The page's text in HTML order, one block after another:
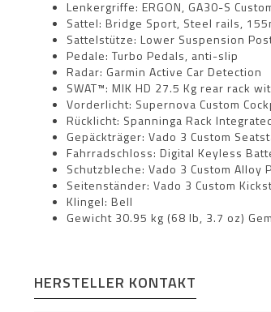
Lenkergriffe: ERGON, GA30-S
Sattel: Bridge Sport, Steel rails,
Sattelstütze: Lower Suspension
Pedale: Turbo Pedals, anti-slip
Radar: Garmin Active Car Detection
SWAT™: MIK HD 27.5 Kg rear rack
Vorderlicht: Supernova Custom
Rücklicht: Spanninga Rack
Gepäckträger: Vado 3 Custom
Fahrradschloss: Digital Keyless
Schutzbleche: Vado 3 Custom Alloy
Seitenständer: Vado 3 Custom
Klingel: Bell
Gewicht 30.95 kg (68 lb, 3.7 oz)
HERSTELLER KONTAKT